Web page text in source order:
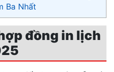
Ba Nhất
đồng in lịch